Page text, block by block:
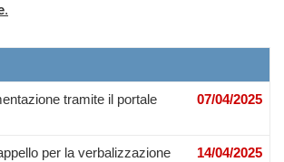
.
tramite il portale
07/04/2025
per la verbalizzazione 14/04/2025